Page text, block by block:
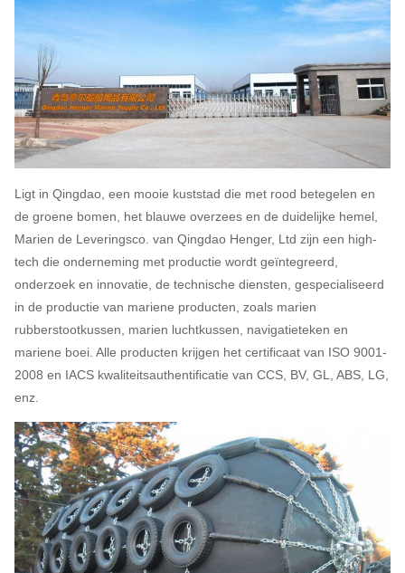
Ligt in Qingdao, een mooie kuststad die met rood betegelen en
de groene bomen, het blauwe overzees en de duidelijke hemel,
Marien de Leveringsco. van Qingdao Henger, Ltd zijn een high-
tech die onderneming met productie wordt geïntegreerd,
onderzoek en innovatie, de technische diensten, gespecialiseerd
in de productie van mariene producten, zoals marien
rubberstootkussen, marien luchtkussen, navigatieteken en
mariene boei. Alle producten krijgen het certificaat van ISO 9001-
2008 en IACS kwaliteitsauthentificatie van CCS, BV, GL, ABS, LG,
enz.